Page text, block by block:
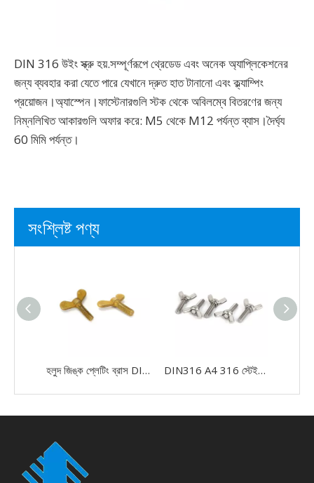
DIN 316 উইং স্ক্রু হয়.সম্পূর্ণরূপে থ্রেডেড এবং অনেক অ্যাপ্লিকেশনের
জন্য ব্যবহার করা যেতে পারে যেখানে দ্রুত হাত টানানো এবং ক্ল্যাম্পিং
প্রয়োজন।অ্যাস্পেন।ফাস্টেনারগুলি স্টক থেকে অবিলম্বে বিতরণের জন্য
নিম্নলিখিত আকারগুলি অফার করে: M5 থেকে M12 পর্যন্ত ব্যাস।দৈর্ঘ্য
60 মিমি পর্যন্ত।
সংশ্লিষ্ট পণ্য
হলুদ জিঙ্ক প্লেটিং ব্রাস DIN316 মেট্রিক উইং বোল্ট মিকি মাউস বাটারফ্লাই স্ক্রু DIN316 A4 316 স্টেইনলেস স্টিল বাটারফ্লাই উইং বোল্ট থাম্ব স্ক্রু DIN 316